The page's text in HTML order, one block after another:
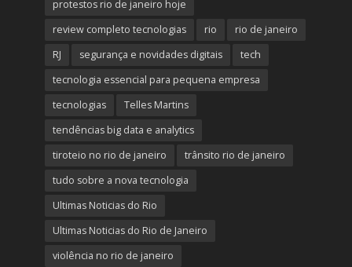
protestos rio de janeiro hoje
review completo tecnologias
rio
rio de janeiro
RJ
segurança e novidades digitais
tech
tecnologia essencial para pequena empresa
tecnologias
Telles Martins
tendências big data e analytics
tiroteio no rio de janeiro
trânsito rio de janeiro
tudo sobre a nova tecnologia
Ultimas Noticias do Rio
Ultimas Noticias do Rio de Janeiro
violência no rio de janeiro